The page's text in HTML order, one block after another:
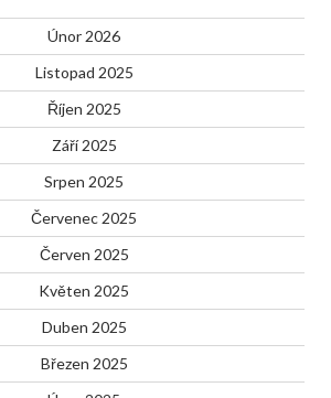
Únor 2026
Listopad 2025
Říjen 2025
Září 2025
Srpen 2025
Červenec 2025
Červen 2025
Květen 2025
Duben 2025
Březen 2025